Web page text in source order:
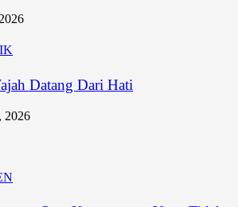
Datang Dari Hati
2026